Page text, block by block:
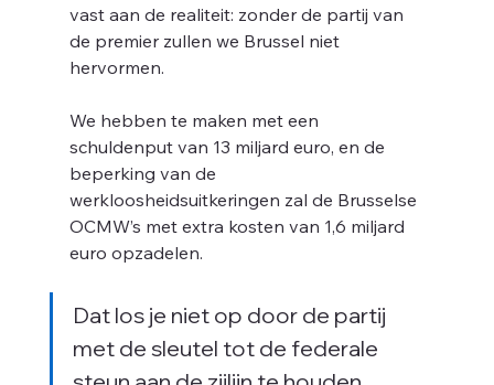
il
vast aan de realiteit: zonder de partij van
de premier zullen we Brussel niet
hervormen.
We hebben te maken met een
schuldenput van 13 miljard euro, en de
beperking van de
werkloosheidsuitkeringen zal de Brusselse
OCMW’s met extra kosten van 1,6 miljard
euro opzadelen.
Dat los je niet op door de partij
met de sleutel tot de federale